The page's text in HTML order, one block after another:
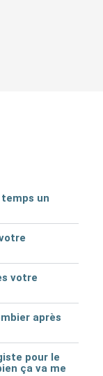
un
votre
après
pour le
ça va me